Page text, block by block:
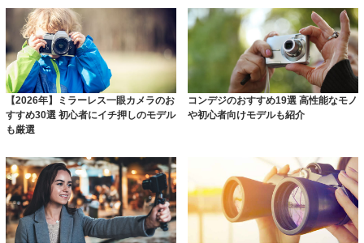
【2026年】ミラーレス一眼カメラのお
すすめ30選 初心者にイチ押しのモデル
も厳選
コンデジのおすすめ19選 高性能なモノ
や初心者向けモデルも紹介